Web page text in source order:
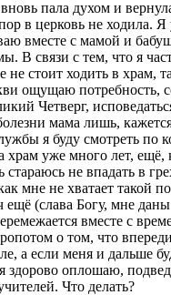
пала духом и
в церковь не ходила. Я
вместе с мамой и
В связи с тем, что я
не стоит ходить в храм,
ощущаю потребность,
Четверг,
мама лишь,
я буду смотреть по
храм уже много лет, ещё,
стараюсь не впадать в
мне не хватает такой
(слава Богу, мне
вместе с
о том, что
а если меня и дальше
здорово оплошаю,
Что делать?